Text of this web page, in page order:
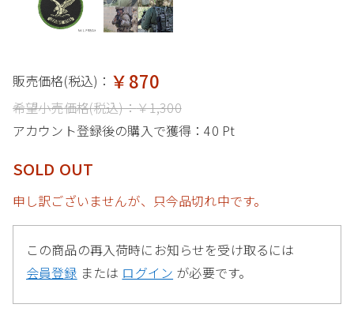
販売価格(税込)： ￥870
希望小売価格(税込)：￥1,300
アカウント登録後の購入で獲得：40 Pt
SOLD OUT
申し訳ございませんが、只今品切れ中です。
この商品の再入荷時にお知らせを受け取るには
会員登録 または ログイン が必要です。